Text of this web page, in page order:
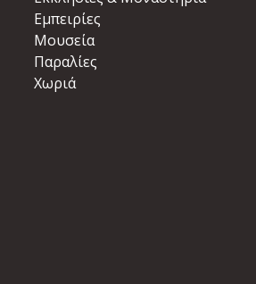
Εμπειρίες
Μουσεία
Παραλίες
Χωριά